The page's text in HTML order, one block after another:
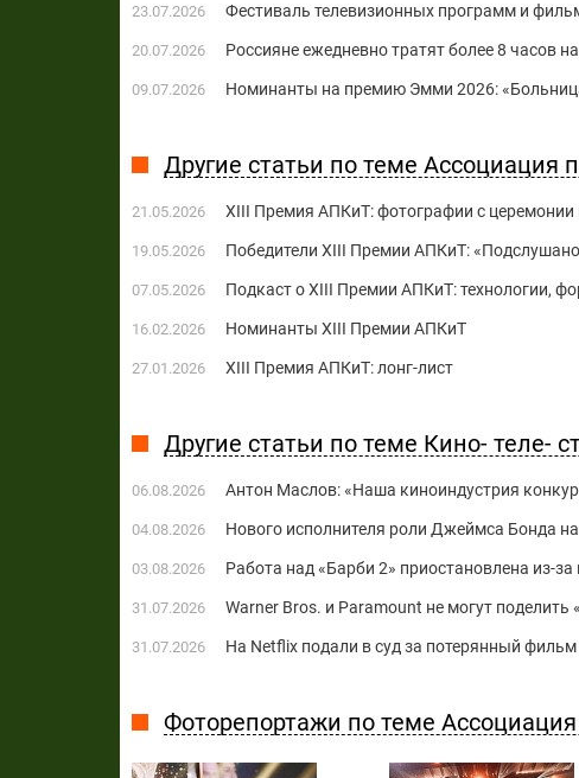
23.07.2026 Фестиваль телевизионных программ и
20.07.2026 Россияне ежедневно тратят более 8 часов
09.07.2026 Номинанты на премию Эмми 2026:
Другие статьи по теме
21.05.2026 XIII Премия АПКиТ: фотографии с церемонии
19.05.2026 Победители XIII Премии АПКиТ:
07.05.2026 Подкаст о XIII Премии АПКиТ: технологии,
16.02.2026 Номинанты XIII Премии АПКиТ
27.01.2026 XIII Премия АПКиТ: лонг-лист
Другие статьи по теме Кино- теле-
06.08.2026 Антон Маслов: «Наша киноиндустрия
04.08.2026 Нового исполнителя роли Джеймса Бонда
03.08.2026 Работа над «Барби 2» приостановлена из-
31.07.2026 Warner Bros. и Paramount не могут
31.07.2026 На Netflix подали в суд за потерянный
Фоторепортажи по теме